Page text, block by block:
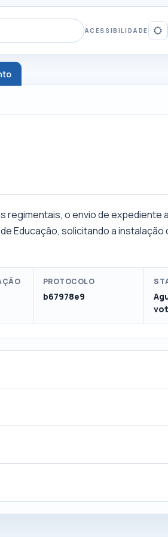
ACESSIBILIDADE
regimentais, o envio de
Educação, solicitando a
PROTOCOLO
b67978e9